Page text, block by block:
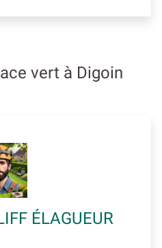
vert à Digoin
ÉLAGUEUR